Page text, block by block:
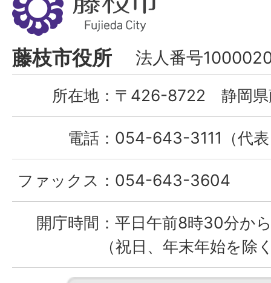
枝
市
Fujieda
City
藤枝市役所 法人番号
所在地： 〒426-8722 静岡県
電話： 054-643-3111（代
ファックス： 054-643-3604
開庁時間： 平日午前8時30分か
（祝日、年末年始を除